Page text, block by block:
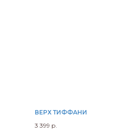
ВЕРХ ТИФФАНИ
3 399 р.